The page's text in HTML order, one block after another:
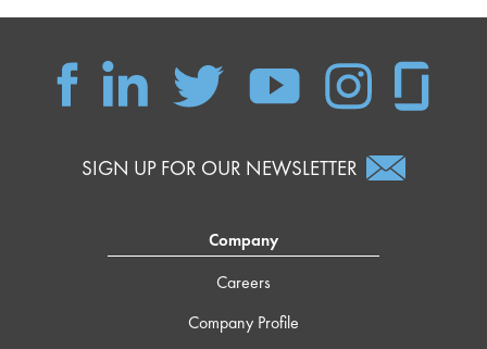
SIGN UP FOR OUR NEWSLETTER
Company
Careers
Company Profile